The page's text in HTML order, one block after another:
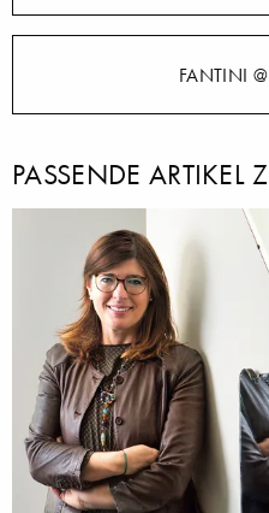
FANTINI @
PASSENDE ARTIKEL